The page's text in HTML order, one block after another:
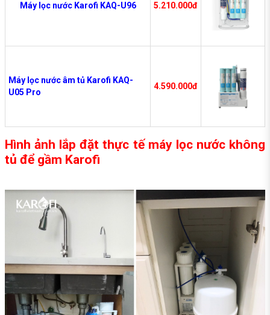
Máy lọc nước Karofi KAQ-U96 5.210.000đ
Máy lọc nước âm tủ Karofi KAQ-
U05 Pro
4.590.000đ
Hình ảnh lắp đặt thực tế máy lọc nước không
tủ để gầm Karofi